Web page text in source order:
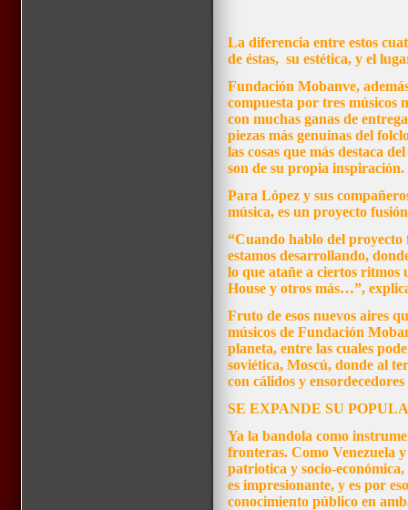
La diferencia entre estos
de éstas, su estética, y el
Fundación Mobanve,
compuesta por tres músicos
con muchas ganas de
piezas más genuinas del
las cosas que más destaca
son de su propia
Para López y sus
música, es un proyecto
“Cuando hablo del proyecto
estamos desarrollando,
lo que atañe a ciertos ritmos
House y otros más…”,
Fruto de esos nuevos aires
músicos de Fundación
planeta, entre las cuales
soviética, Moscú, donde al
con cálidos y ensordecedores
SE EXPANDE SU
Ya la bandola como
fronteras. Como Venezuela
patriotica y socio-
es impresionante, y es por
conocimiento público en